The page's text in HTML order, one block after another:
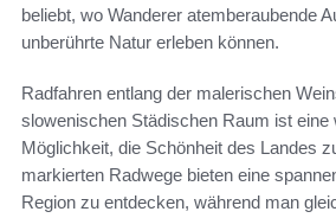
beliebt, wo Wanderer atemberaubende
unberührte Natur erleben können.
Radfahren entlang der malerischen
slowenischen Städischen Raum ist eine
Möglichkeit, die Schönheit des Landes
markierten Radwege bieten eine
Region zu entdecken, während man